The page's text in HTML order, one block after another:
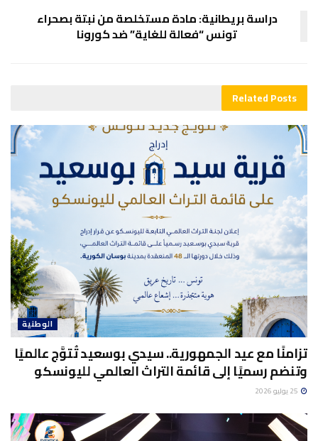
دراسة بريطانية: مادة مستخلصة من نبتة بصحراء
تونس “فعالة للغاية” ضد كورونا
RelatedPosts
الوطنية
تزامنًا مع عيد الجمهورية.. سيدي بوسعيد تُتوَّج عالميًا
وتنضم رسميًا إلى قائمة التراث العالمي لليونسكو